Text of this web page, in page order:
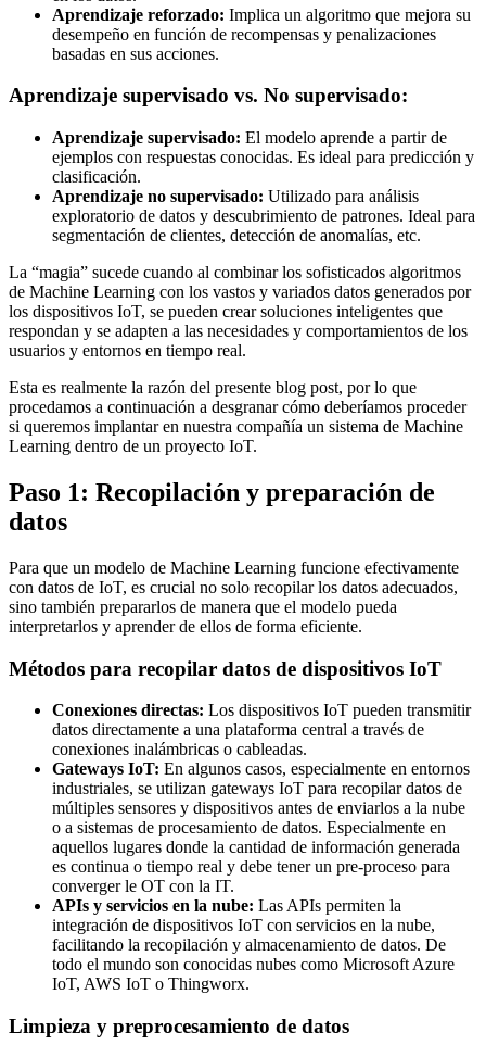
Aprendizaje reforzado: Implica un algoritmo que mejora su
desempeño en función de recompensas y penalizaciones
basadas en sus acciones.
Aprendizaje supervisado vs. No supervisado:
Aprendizaje supervisado: El modelo aprende a partir de
ejemplos con respuestas conocidas. Es ideal para predicción y
clasificación.
Aprendizaje no supervisado: Utilizado para análisis
exploratorio de datos y descubrimiento de patrones. Ideal para
segmentación de clientes, detección de anomalías, etc.
La “magia” sucede cuando al combinar los sofisticados algoritmos
de Machine Learning con los vastos y variados datos generados por
los dispositivos IoT, se pueden crear soluciones inteligentes que
respondan y se adapten a las necesidades y comportamientos de los
usuarios y entornos en tiempo real.
Esta es realmente la razón del presente blog post, por lo que
procedamos a continuación a desgranar cómo deberíamos proceder
si queremos implantar en nuestra compañía un sistema de Machine
Learning dentro de un proyecto IoT.
Paso 1: Recopilación y preparación de
datos
Para que un modelo de Machine Learning funcione efectivamente
con datos de IoT, es crucial no solo recopilar los datos adecuados,
sino también prepararlos de manera que el modelo pueda
interpretarlos y aprender de ellos de forma eficiente.
Métodos para recopilar datos de dispositivos IoT
Conexiones directas: Los dispositivos IoT pueden transmitir
datos directamente a una plataforma central a través de
conexiones inalámbricas o cableadas.
Gateways IoT: En algunos casos, especialmente en entornos
industriales, se utilizan gateways IoT para recopilar datos de
múltiples sensores y dispositivos antes de enviarlos a la nube
o a sistemas de procesamiento de datos. Especialmente en
aquellos lugares donde la cantidad de información generada
es continua o tiempo real y debe tener un pre-proceso para
converger le OT con la IT.
APIs y servicios en la nube: Las APIs permiten la
integración de dispositivos IoT con servicios en la nube,
facilitando la recopilación y almacenamiento de datos. De
todo el mundo son conocidas nubes como Microsoft Azure
IoT, AWS IoT o Thingworx.
Limpieza y preprocesamiento de datos